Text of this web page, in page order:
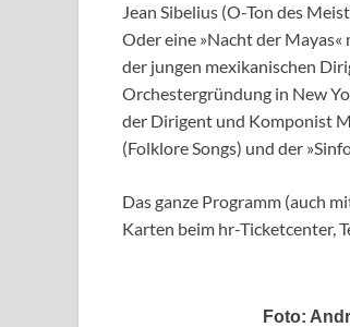
Jean Sibelius (O-Ton des
Oder eine »Nacht der
der jungen mexikanischen
Orchestergründung in New
der Dirigent und Komponist
(Folklore Songs) und der
Das ganze Programm (auch
Karten beim hr-Ticketcenter,
Foto: